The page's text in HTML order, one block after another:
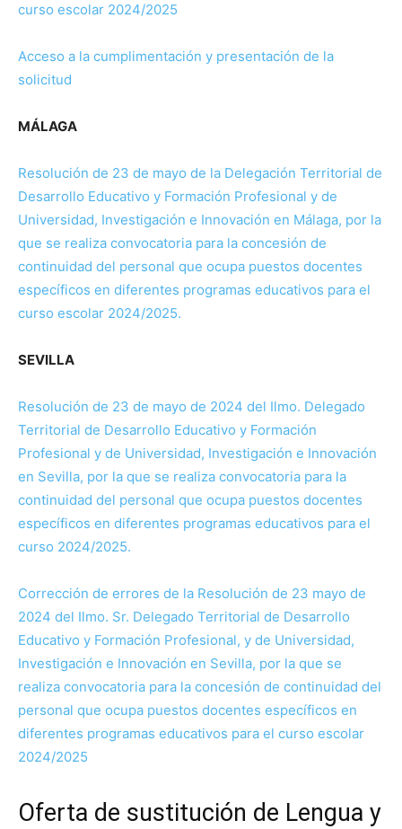
curso escolar 2024/2025
Acceso a la cumplimentación y presentación de la
solicitud
MÁLAGA
Resolución de 23 de mayo de la Delegación Territorial de
Desarrollo Educativo y Formación Profesional y de
Universidad, Investigación e Innovación en Málaga, por la
que se realiza convocatoria para la concesión de
continuidad del personal que ocupa puestos docentes
específicos en diferentes programas educativos para el
curso escolar 2024/2025.
SEVILLA
Resolución de 23 de mayo de 2024 del Ilmo. Delegado
Territorial de Desarrollo Educativo y Formación
Profesional y de Universidad, Investigación e Innovación
en Sevilla, por la que se realiza convocatoria para la
continuidad del personal que ocupa puestos docentes
específicos en diferentes programas educativos para el
curso 2024/2025.
Corrección de errores de la Resolución de 23 mayo de
2024 del Ilmo. Sr. Delegado Territorial de Desarrollo
Educativo y Formación Profesional, y de Universidad,
Investigación e Innovación en Sevilla, por la que se
realiza convocatoria para la concesión de continuidad del
personal que ocupa puestos docentes específicos en
diferentes programas educativos para el curso escolar
2024/2025
Oferta de sustitución de Lengua y